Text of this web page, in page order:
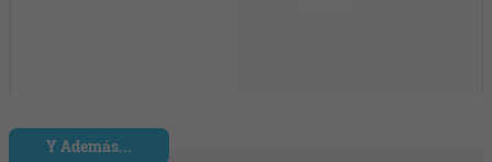
Y Además...